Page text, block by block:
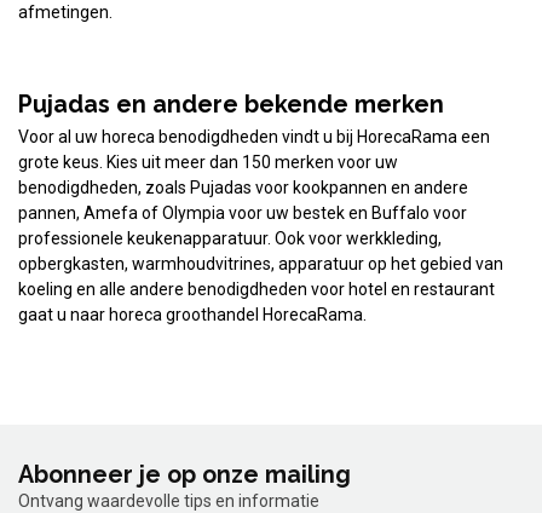
afmetingen.
Pujadas en andere bekende merken
Voor al uw horeca benodigdheden vindt u bij HorecaRama een
grote keus. Kies uit meer dan 150 merken voor uw
benodigdheden, zoals Pujadas voor kookpannen en andere
pannen, Amefa of Olympia voor uw bestek en Buffalo voor
professionele keukenapparatuur. Ook voor werkkleding,
opbergkasten, warmhoudvitrines, apparatuur op het gebied van
koeling en alle andere benodigdheden voor hotel en restaurant
gaat u naar horeca groothandel HorecaRama.
Abonneer je op onze mailing
Ontvang waardevolle tips en informatie